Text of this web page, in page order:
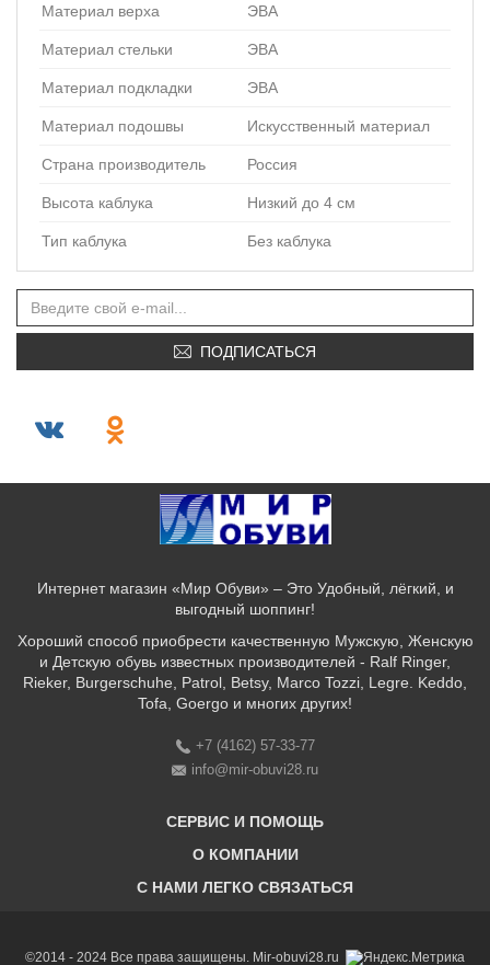
Материал верха ЭВА
Материал стельки ЭВА
Материал подкладки ЭВА
Материал подошвы Искусственный материал
Страна производитель Россия
Высота каблука Низкий до 4 см
Тип каблука Без каблука
ПОДПИСАТЬСЯ
Интернет магазин «Мир Обуви» – Это Удобный, лёгкий, и
выгодный шоппинг!
Хороший способ приобрести качественную Мужскую, Женскую
и Детскую обувь известных производителей - Ralf Ringer,
Rieker, Burgerschuhe, Patrol, Betsy, Marco Tozzi, Legre. Keddo,
Tofa, Goergo и многих других!
+7 (4162) 57-33-77
info@mir-obuvi28.ru
СЕРВИС И ПОМОЩЬ
Бонусная программа
О КОМПАНИИ
C НАМИ ЛЕГКО СВЯЗАТЬСЯ
©2014 - 2024 Все права защищены. Mir-obuvi28.ru